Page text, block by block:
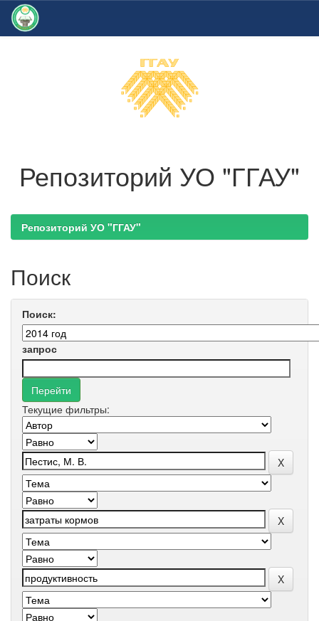
Репозиторий УО "ГГАУ"
Репозиторий УО "ГГАУ"
Поиск
Поиск:
запрос
Текущие фильтры: